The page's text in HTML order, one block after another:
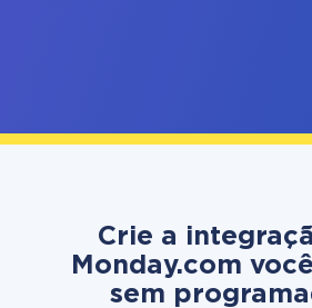
Crie a
Monday.com
sem